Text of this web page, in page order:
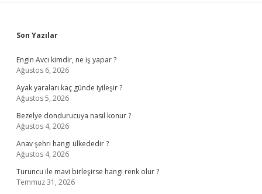
Sidebar
Son Yazılar
Engin Avcı kimdir, ne iş yapar ?
Ağustos 6, 2026
Ayak yaraları kaç günde iyileşir ?
Ağustos 5, 2026
Bezelye dondurucuya nasıl konur ?
Ağustos 4, 2026
Anav şehri hangi ülkededir ?
Ağustos 4, 2026
Turuncu ile mavi birleşirse hangi renk olur ?
Temmuz 31, 2026